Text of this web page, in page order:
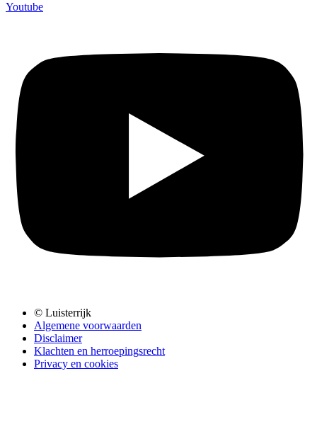
Youtube
© Luisterrijk
Algemene voorwaarden
Disclaimer
Klachten en herroepingsrecht
Privacy en cookies